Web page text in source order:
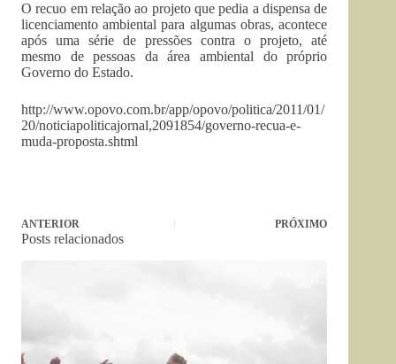
O recuo em relação ao projeto que pedia a dispensa de
licenciamento ambiental para algumas obras, acontece
após uma série de pressões contra o projeto, até
mesmo de pessoas da área ambiental do próprio
Governo do Estado.
http://www.opovo.com.br/app/opovo/politica/2011/01/
20/noticiapoliticajornal,2091854/governo-recua-e-
muda-proposta.shtml
ANTERIOR PRÓXIMO
Posts relacionados